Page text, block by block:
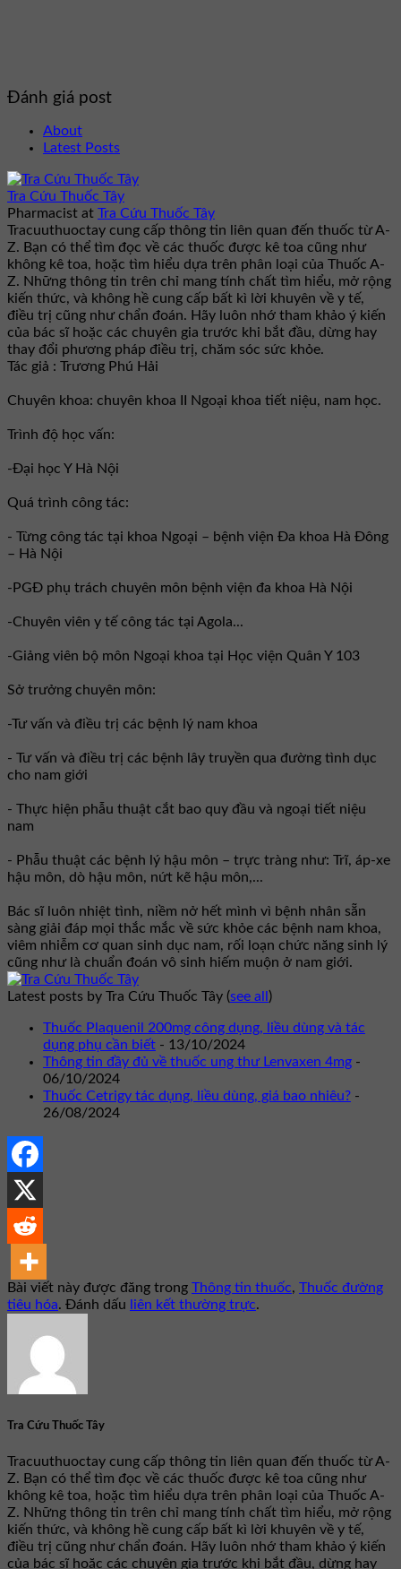
Đánh giá post
About
Latest Posts
Tra Cứu Thuốc Tây
Pharmacist at Tra Cứu Thuốc Tây
Tracuuthuoctay cung cấp thông tin liên quan đến thuốc từ A-
Z. Bạn có thể tìm đọc về các thuốc được kê toa cũng như
không kê toa, hoặc tìm hiểu dựa trên phân loại của Thuốc A-
Z. Những thông tin trên chỉ mang tính chất tìm hiểu, mở rộng
kiến thức, và không hề cung cấp bất kì lời khuyên về y tế,
điều trị cũng như chẩn đoán. Hãy luôn nhớ tham khảo ý kiến
của bác sĩ hoặc các chuyên gia trước khi bắt đầu, dừng hay
thay đổi phương pháp điều trị, chăm sóc sức khỏe.
Tác giả : Trương Phú Hải
Chuyên khoa: chuyên khoa II Ngoại khoa tiết niệu, nam học.
Trình độ học vấn:
-Đại học Y Hà Nội
Quá trình công tác:
- Từng công tác tại khoa Ngoại – bệnh viện Đa khoa Hà Đông
– Hà Nội
-PGĐ phụ trách chuyên môn bệnh viện đa khoa Hà Nội
-Chuyên viên y tế công tác tại Agola...
-Giảng viên bộ môn Ngoại khoa tại Học viện Quân Y 103
Sở trưởng chuyên môn:
-Tư vấn và điều trị các bệnh lý nam khoa
- Tư vấn và điều trị các bệnh lây truyền qua đường tình dục
cho nam giới
- Thực hiện phẫu thuật cắt bao quy đầu và ngoại tiết niệu
nam
- Phẫu thuật các bệnh lý hậu môn – trực tràng như: Trĩ, áp-xe
hậu môn, dò hậu môn, nứt kẽ hậu môn,...
Bác sĩ luôn nhiệt tình, niềm nở hết mình vì bệnh nhân sẵn
sàng giải đáp mọi thắc mắc về sức khỏe các bệnh nam khoa,
viêm nhiễm cơ quan sinh dục nam, rối loạn chức năng sinh lý
cũng như là chuẩn đoán vô sinh hiếm muộn ở nam giới.
Latest posts by Tra Cứu Thuốc Tây (see all)
Thuốc Plaquenil 200mg công dụng, liều dùng và tác
dụng phụ cần biết - 13/10/2024
Thông tin đầy đủ về thuốc ung thư Lenvaxen 4mg -
06/10/2024
Thuốc Cetrigy tác dụng, liều dùng, giá bao nhiêu? -
26/08/2024
Bài viết này được đăng trong Thông tin thuốc, Thuốc đường
tiêu hóa. Đánh dấu liên kết thường trực.
Tra Cứu Thuốc Tây
Tracuuthuoctay cung cấp thông tin liên quan đến thuốc từ A-
Z. Bạn có thể tìm đọc về các thuốc được kê toa cũng như
không kê toa, hoặc tìm hiểu dựa trên phân loại của Thuốc A-
Z. Những thông tin trên chỉ mang tính chất tìm hiểu, mở rộng
kiến thức, và không hề cung cấp bất kì lời khuyên về y tế,
điều trị cũng như chẩn đoán. Hãy luôn nhớ tham khảo ý kiến
của bác sĩ hoặc các chuyên gia trước khi bắt đầu, dừng hay